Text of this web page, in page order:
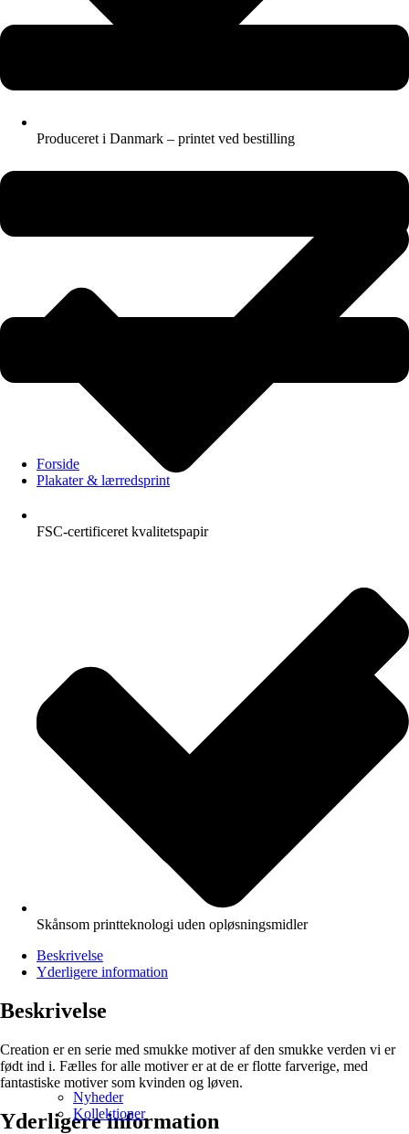
Forside
Plakater & lærredsprint
Nyheder
Kollektioner
Produceret i Danmark – printet ved bestilling
FSC-certificeret kvalitetspapir
Skånsom printteknologi uden opløsningsmidler
Beskrivelse
Yderligere information
Beskrivelse
Creation er en serie med smukke motiver af den smukke verden vi er
født ind i. Fælles for alle motiver er at de er flotte farverige, med
fantastiske motiver som kvinden og løven.
Yderligere information